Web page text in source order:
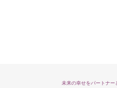
未来の幸せをパートナー